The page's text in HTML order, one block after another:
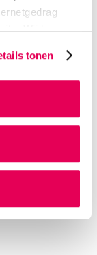
Wij bouwen
Ook
zien op basis
je ons
en
Lees
je ook zelf
je
tonen
Daarbij
Een
en
en Tessa
wel
van Tessa.
Als